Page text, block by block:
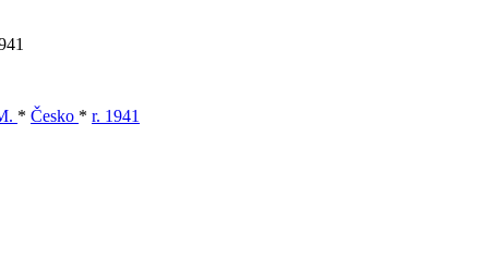
* Česko * r. 1941